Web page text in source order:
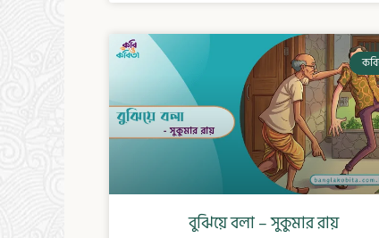
বুঝিয়ে বলা – সুকুমার রায়